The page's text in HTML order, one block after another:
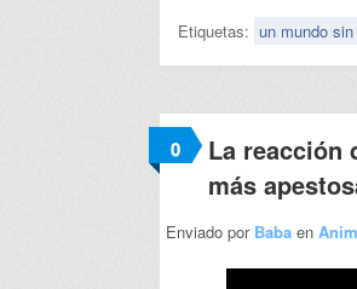
Etiquetas: un mundo sin
0
La reacción
más
Enviado por Baba en